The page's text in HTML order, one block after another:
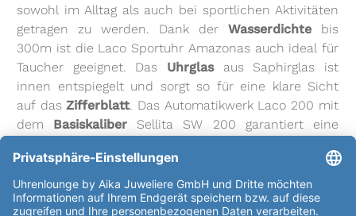
sowohl im Alltag als auch bei sportlichen Aktivitäten
getragen zu werden. Dank derWasserdichte bis
300m ist die Laco Sportuhr Amazonas auch ideal für
Taucher geeignet. Das Uhrglasaus Saphirglas ist
innen entspiegelt und sorgt so für eine klare Sicht
auf dasZifferblatt. Das Automatikwerk Laco 200 mit
dem Basiskaliber Sellita SW 200 garantiert eine
DasZifferblattin Schwarz mit grünen Indizes und
dem Aufdruck "Laco Made in Germany" verleiht der
Uhr einen modernen und stilvollen Look. Das